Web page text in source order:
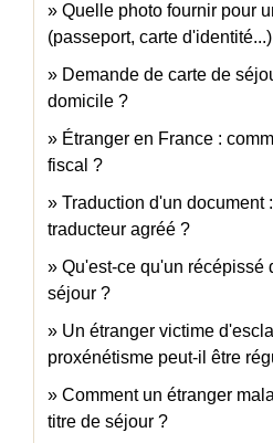
Quelle photo fournir pour
(passeport, carte
Demande de carte de
domicile ?
Étranger en France :
fiscal ?
Traduction d'un document
traducteur agréé ?
Qu'est-ce qu'un récépissé
séjour ?
Un étranger victime
proxénétisme peut-il être
Comment un étranger
titre de séjour ?